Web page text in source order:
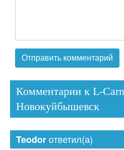
Комментарии к L-
Новокуйбышевск
Teodorответил(а)